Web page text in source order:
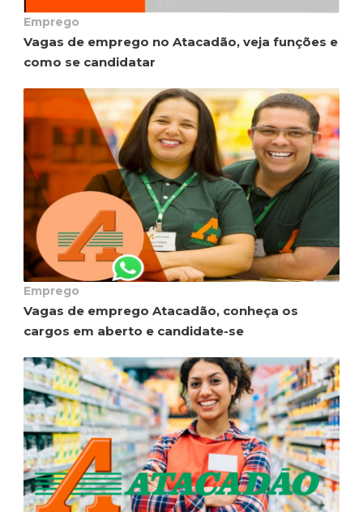
Emprego
Vagas de emprego no Atacadão, veja funções e
como se candidatar
Emprego
Vagas de emprego Atacadão, conheça os
cargos em aberto e candidate-se